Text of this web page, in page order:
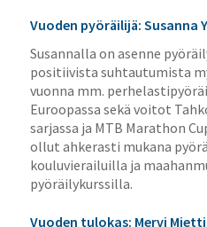
Vuoden pyöräilijä: Susanna
Susannalla on asenne
positiivista suhtautumista
vuonna mm.
Euroopassa sekä voitot
sarjassa ja MTB Marathon
ollut ahkerasti mukana
kouluvierailuilla ja
pyöräilykurssilla.
Vuoden tulokas: Mervi